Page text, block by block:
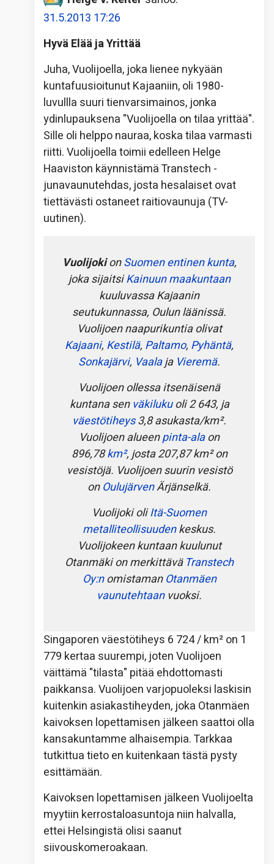
31.5.2013 17:26
Hyvä Elää ja Yrittää
Juha, Vuolijoella, joka lienee nykyään
kuntafuusioitunut Kajaaniin, oli 1980-
luvullla suuri tienvarsimainos, jonka
ydinlupauksena "Vuolijoella on tilaa yrittää".
Sille oli helppo nauraa, koska tilaa varmasti
riitti. Vuolijoella toimii edelleen Helge
Haaviston käynnistämä Transtech -
junavaunutehdas, josta hesalaiset ovat
tiettävästi ostaneet raitiovaunuja (TV-
uutinen).
VuolijokionSuomen entinen kunta,
joka sijaitsiKainuun maakuntaan
kuuluvassa Kajaanin
seutukunnassa, Oulun läänissä.
Vuolijoen naapurikuntia olivat
Kajaani, Kestilä, Paltamo, Pyhäntä,
Sonkajärvi, Vaalaja Vieremä.
Vuolijoen ollessa itsenäisenä
kuntana senväkilukuoli 2 643, ja
väestötiheys3,8 asukasta/km².
Vuolijoen alueenpinta-alaon
896,78km², josta 207,87 km² on
vesistöjä. Vuolijoen suurin vesistö
onOulujärvenÄrjänselkä.
Vuolijoki oliItä-Suomen
metalliteollisuudenkeskus.
Vuolijokeen kuntaan kuulunut
Otanmäki on merkittäväTranstech
Oy:nomistamanOtanmäen
vaunutehtaanvuoksi.
Singaporen väestötiheys 6 724 / km² on 1
779 kertaa suurempi, joten Vuolijoen
väittämä "tilasta" pitää ehdottomasti
paikkansa. Vuolijoen varjopuoleksi laskisin
kuitenkin asiakastiheyden, joka Otanmäen
kaivoksen lopettamisen jälkeen saattoi olla
kansakuntamme alhaisempia. Tarkkaa
tutkittua tieto en kuitenkaan tästä pysty
esittämään.
Kaivoksen lopettamisen jälkeen Vuolijoelta
myytiin kerrostaloasuntoja niin halvalla,
ettei Helsingistä olisi saanut
siivouskomeroakaan.